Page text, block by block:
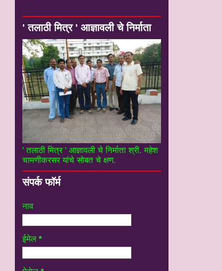
' तलाठी मित्र ' आज्ञावली चे निर्माता
' तलाठी मित्र ' आज्ञावली चे निर्माता श्री. महेश
चामणीकरसर यांचे सोबत चे क्षण.
संपर्क फॉर्म
नाव
ईमेल *